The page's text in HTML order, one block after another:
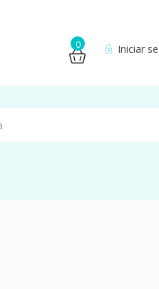
0 Iniciar